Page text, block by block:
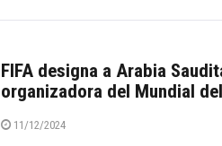
FIFA designa a Arabia
organizadora del Mundial
11/12/2024